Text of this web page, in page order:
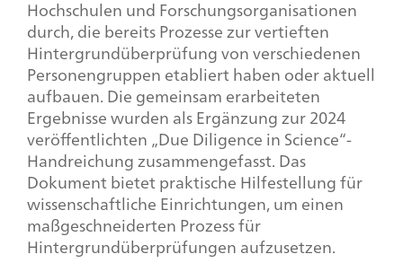
Hochschulen und Forschungsorganisationen
durch, die bereits Prozesse zur vertieften
Hintergrundüberprüfung von verschiedenen
Personengruppen etabliert haben oder aktuell
aufbauen. Die gemeinsam erarbeiteten
Ergebnisse wurden als Ergänzung zur 2024
veröffentlichten „Due Diligence in Science“-
Handreichung zusammengefasst. Das
Dokument bietet praktische Hilfestellung für
wissenschaftliche Einrichtungen, um einen
maßgeschneiderten Prozess für
Hintergrundüberprüfungen aufzusetzen.